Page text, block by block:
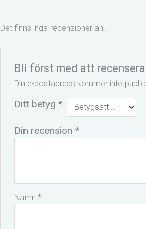
Det finns inga recensioner än.
Bli först med att
Din e-postadress kommer inte
Ditt betyg *
Din recension *
Namn *